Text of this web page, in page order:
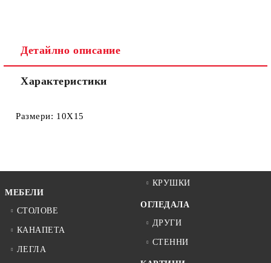
Детайлно описание
Характеристики
Размери: 10Χ15
МЕБЕЛИ
СТОЛОВЕ
КАНАПЕТА
ЛЕГЛА
КРУШКИ
ОГЛЕДАЛА
ДРУГИ
СТЕННИ